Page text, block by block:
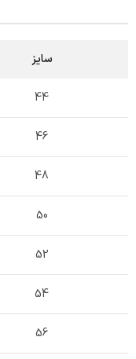
سایز
44
46
48
50
52
54
56